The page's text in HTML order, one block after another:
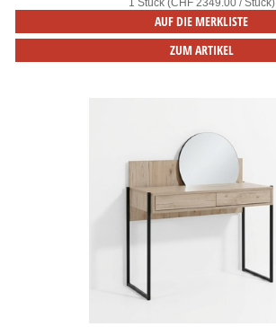
1 Stück (CHF 2349.00 / Stück)
AUF DIE MERKLISTE
ZUM ARTIKEL